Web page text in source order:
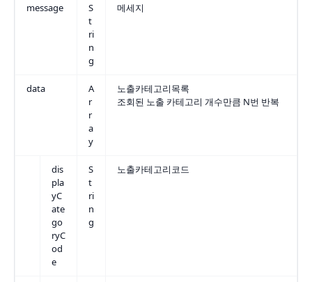
message
S
t
ri
n
g
메세지
data
A
r
r
a
y
노출카테고리목록
조회된 노출 카테고리 개수만큼 N번 반복
dis
pla
yC
ate
go
ryC
od
e
S
t
ri
n
g
노출카테고리코드